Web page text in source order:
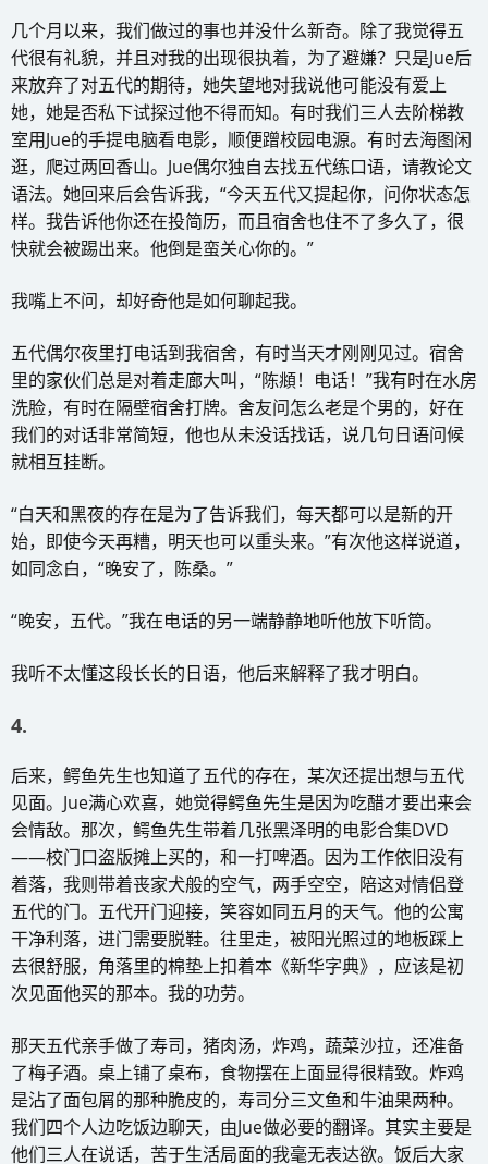
几个月以来，我们做过的事也并没什么新奇。除了我觉得五
代很有礼貌，并且对我的出现很执着，为了避嫌？只是Jue后
来放弃了对五代的期待，她失望地对我说他可能没有爱上
她，她是否私下试探过他不得而知。有时我们三人去阶梯教
室用Jue的手提电脑看电影，顺便蹭校园电源。有时去海图闲
逛，爬过两回香山。Jue偶尔独自去找五代练口语，请教论文
语法。她回来后会告诉我，“今天五代又提起你，问你状态怎
样。我告诉他你还在投简历，而且宿舍也住不了多久了，很
快就会被踢出来。他倒是蛮关心你的。”
我嘴上不问，却好奇他是如何聊起我。
五代偶尔夜里打电话到我宿舍，有时当天才刚刚见过。宿舍
里的家伙们总是对着走廊大叫，“陈頫！电话！”我有时在水房
洗脸，有时在隔壁宿舍打牌。舍友问怎么老是个男的，好在
我们的对话非常简短，他也从未没话找话，说几句日语问候
就相互挂断。
“白天和黑夜的存在是为了告诉我们，每天都可以是新的开
始，即使今天再糟，明天也可以重头来。”有次他这样说道，
如同念白，“晚安了，陈桑。”
“晚安，五代。”我在电话的另一端静静地听他放下听筒。
我听不太懂这段长长的日语，他后来解释了我才明白。
4.
后来，鳄鱼先生也知道了五代的存在，某次还提出想与五代
见面。Jue满心欢喜，她觉得鳄鱼先生是因为吃醋才要出来会
会情敌。那次，鳄鱼先生带着几张黑泽明的电影合集DVD
——校门口盗版摊上买的，和一打啤酒。因为工作依旧没有
着落，我则带着丧家犬般的空气，两手空空，陪这对情侣登
五代的门。五代开门迎接，笑容如同五月的天气。他的公寓
干净利落，进门需要脱鞋。往里走，被阳光照过的地板踩上
去很舒服，角落里的棉垫上扣着本《新华字典》，应该是初
次见面他买的那本。我的功劳。
那天五代亲手做了寿司，猪肉汤，炸鸡，蔬菜沙拉，还准备
了梅子酒。桌上铺了桌布，食物摆在上面显得很精致。炸鸡
是沾了面包屑的那种脆皮的，寿司分三文鱼和牛油果两种。
我们四个人边吃饭边聊天，由Jue做必要的翻译。其实主要是
他们三人在说话，苦于生活局面的我毫无表达欲。饭后大家